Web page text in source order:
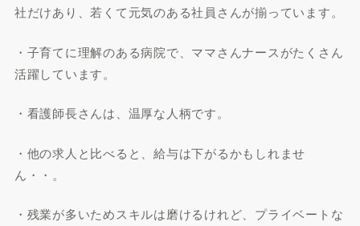
社だけあり、若くて元気のある社員さんが揃っています。
・子育てに理解のある病院で、ママさんナースがたくさん
活躍しています。
・看護師長さんは、温厚な人柄です。
・他の求人と比べると、給与は下がるかもしれませ
ん・・。
・残業が多いためスキルは磨けるけれど、プライベートな